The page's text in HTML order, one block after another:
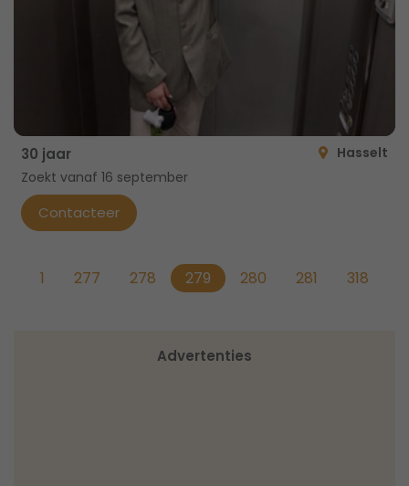
30 jaar
Hasselt
Zoekt vanaf 16 september
Contacteer
Advertenties
1 277 278 279 280 281 318